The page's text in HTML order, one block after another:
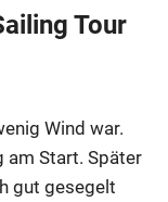
Tour
Wind war.
am Start. Später
gut gesegelt